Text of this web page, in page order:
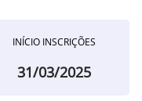
INÍCIO INSCRIÇÕES
31/03/2025